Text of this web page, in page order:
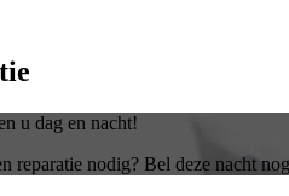
u dag en nacht!
reparatie nodig? Bel deze nacht